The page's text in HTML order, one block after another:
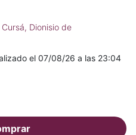
Dionisio de
el 07/08/26 a las 23:04